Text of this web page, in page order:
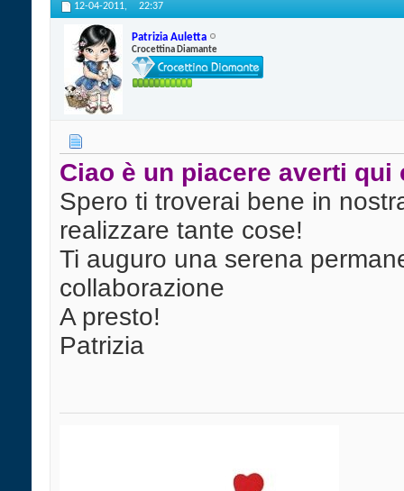
12-04-2011, 22:37
Patrizia Auletta
Crocettina Diamante
Ciao è un piacere averti qui
Spero ti troverai bene in
realizzare tante cose!
Ti auguro una serena
collaborazione
A presto!
Patrizia